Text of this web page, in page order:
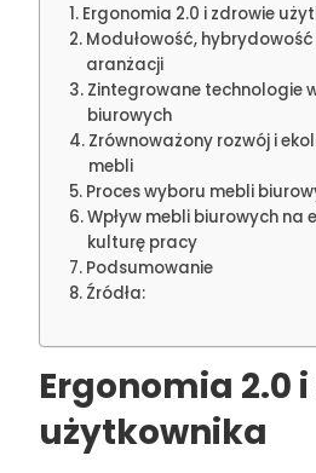
Ergonomia 2.0 i zdrowie
Modułowość,
aranżacji
Zintegrowane technologie
biurowych
Zrównoważony rozwój i
mebli
Proces wyboru mebli
Wpływ mebli biurowych na
kulturę pracy
Podsumowanie
Źródła:
Ergonomia 2.0
użytkownika